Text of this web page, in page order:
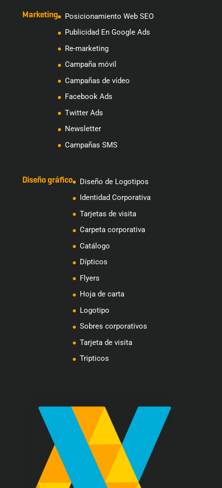
Marketing
Posicionamiento Web SEO
Publicidad En Google Ads
Re-marketing
Campaña móvil
Campañas de vídeo
Facebook Ads
Twitter Ads
Newsletter
Campañas SMS
Diseño gráfico
Diseño de Logotipos
Identidad Corporativa
Tarjetas de visita
Carpeta corporativa
Catálogo
Dípticos
Flyers
Hoja de carta
Logotipo
Sobres corporativos
Tarjeta de visita
Tripticos